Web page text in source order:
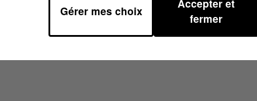
06H46 Gérer mes choix
Accepter et
fermer